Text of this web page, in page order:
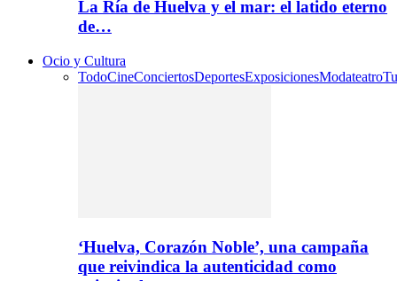
La Ría de Huelva y el mar: el latido eterno
de…
Ocio y Cultura
TodoCineConciertosDeportesExposicionesModateatro
‘Huelva, Corazón Noble’, una campaña
que reivindica la autenticidad como